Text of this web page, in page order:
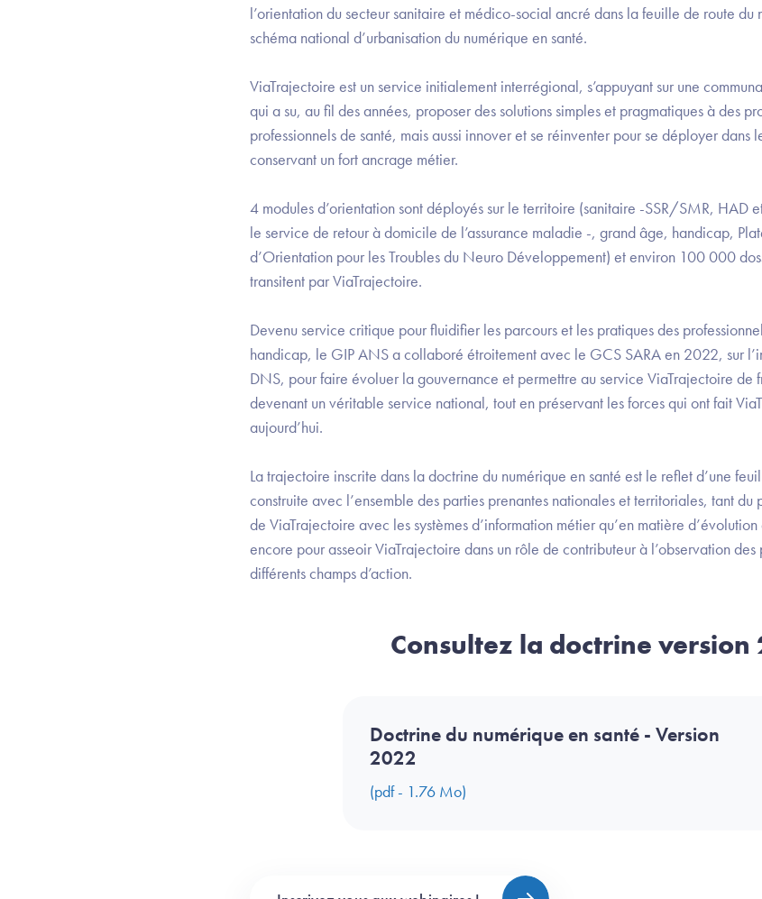
l’orientation du secteur sanitaire et médico-social ancré dans la feuille de route du
schéma national d’urbanisation du numérique en santé.
ViaTrajectoire est un service initialement interrégional, s’appuyant sur une
qui a su, au fil des années, proposer des solutions simples et pragmatiques à des
professionnels de santé, mais aussi innover et se réinventer pour se déployer dans
conservant un fort ancrage métier.
4 modules d’orientation sont déployés sur le territoire (sanitaire -SSR/SMR, HAD
le service de retour à domicile de l’assurance maladie -, grand âge, handicap,
d’Orientation pour les Troubles du Neuro Développement) et environ 100 000
transitent par ViaTrajectoire.
Devenu service critique pour fluidifier les parcours et les pratiques des
handicap, le GIP ANS a collaboré étroitement avec le GCS SARA en 2022, sur
DNS, pour faire évoluer la gouvernance et permettre au service ViaTrajectoire de
devenant un véritable service national, tout en préservant les forces qui ont fait
aujourd’hui.
La trajectoire inscrite dans la doctrine du numérique en santé est le reflet d’une
construite avec l’ensemble des parties prenantes nationales et territoriales, tant
de ViaTrajectoire avec les systèmes d’information métier qu’en matière
encore pour asseoir ViaTrajectoire dans un rôle de contributeur à l’observation des
différents champs d’action.
Consultez la doctrine version
Doctrine du numérique en santé - Version
2022
(pdf - 1.76 Mo)